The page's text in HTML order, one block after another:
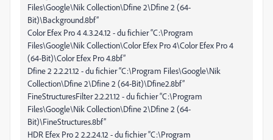
Files\Google\Nik Collection\Dfine 2\Dfine 2 (64-
Bit)\Background.8bf”
Color Efex Pro 4 4.3.24.12 - du fichier “C:\Program
Files\Google\Nik Collection\Color Efex Pro 4\Color Efex Pro 4
(64-Bit)\Color Efex Pro 4.8bf”
Dfine 2 2.2.21.12 - du fichier “C:\Program Files\Google\Nik
Collection\Dfine 2\Dfine 2 (64-Bit)\Dfine2.8bf”
FineStructuresFilter 2.2.21.12 - du fichier “C:\Program
Files\Google\Nik Collection\Dfine 2\Dfine 2 (64-
Bit)\FineStructures.8bf”
HDR Efex Pro 2 2.2.24.12 - du fichier “C:\Program